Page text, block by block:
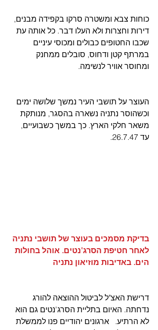
כוחות צבא ומשטרה סרקו בקפידה מבנים,
דירות וחצרות ולא העלו דבר. כל אותה עת
שכבו החטופים כבולים ומכוסי עיניים
במרתף קטן ודחוס, סובלים ממחנק
ומחוסר אוויר לנשימה.
העוצר על תושבי העיר נמשך שלושה ימים
וכשהוסר נתניה נשארה בהסגר, מנותקת
משאר חלקי הארץ. כך במשך כשבועיים,
עד 26.7.47.
בדיקת מסמכים בעוצר של תושבי נתניה
לאחר חטיפת הסרג'נטים. אוהל בחולות
הים. באדיבות מוזיאון נתניה
דרישת האצ"ל לביטול ההוצאה להורג
נדחתה. האיום בתליית הסרג'נטים גם הוא
לא הרתיע.   ארגונים יהודיים פנו לממשלת